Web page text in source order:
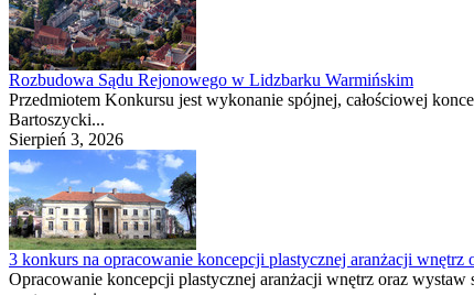
Rozbudowa Sądu Rejonowego w Lidzbarku Warmińskim
Przedmiotem Konkursu jest wykonanie spójnej, całościowej
Bartoszycki...
Sierpień 3, 2026
3 konkurs na opracowanie koncepcji plastycznej aranżacji
Opracowanie koncepcji plastycznej aranżacji wnętrz oraz